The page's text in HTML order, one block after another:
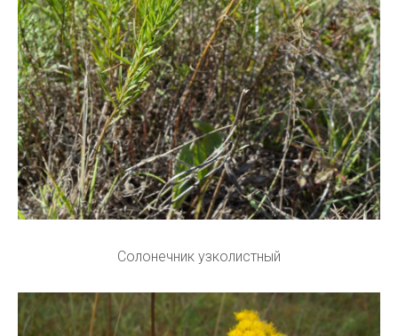
Солонечник узколистный